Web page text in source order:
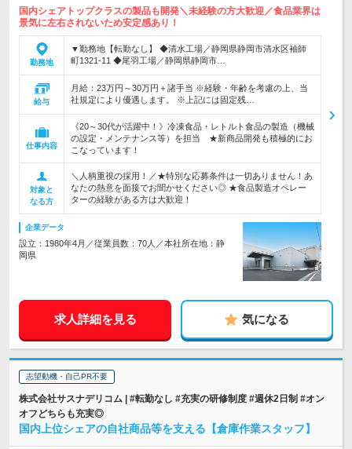
国内シェアトップクラスの製品も開発＼未経験の方大歓迎／食品業界は
景気に左右されないため安定感あり！
勤務地
▼勤務地【転勤なし】 ◆清水工場／静岡県静岡市清水区袖師
町1321-11 ◆尾羽工場／静岡県静岡市…
給与
月給：23万円～30万円＋諸手当 ※経験・年齢を考慮の上、当
社規定により優遇します。 ※上記には固定残…
仕事内容
《20～30代が活躍中！》冷凍食品・レトルト食品の製造（機械
の設定・メンテナンス等）を担当 ★新商品開発も積極的にお
こなっています！
対象と
なる方
＼人柄重視の採用！／★特別な応募条件は一切ありません！あ
なたの熱意を面接でお聞かせください◎ ★食品製造オペレー
ターの経験がある方は大歓迎！
企業データ
設立：1980年4月／従業員数：70人／本社所在地：静
岡県
求人詳細を見る 気になる
志望動機・自己PR不要
株式会社サスナデリコム | #転勤なし #充実の研修制度 #週休2日制 #オン
オフどちらも充実◎
国内上位シェアの自社商品等を支える【倉庫作業スタッフ】